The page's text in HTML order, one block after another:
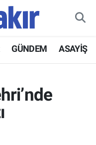
GÜNDEM ASAYİŞ